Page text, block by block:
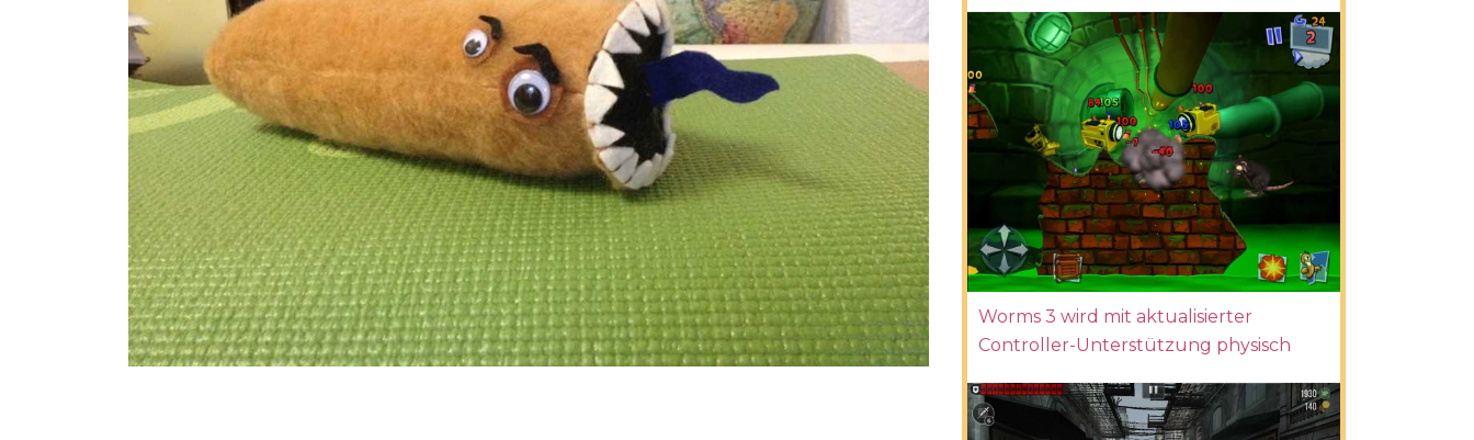
Worms 3 wird mit aktualisierter
Controller-Unterstützung physisch